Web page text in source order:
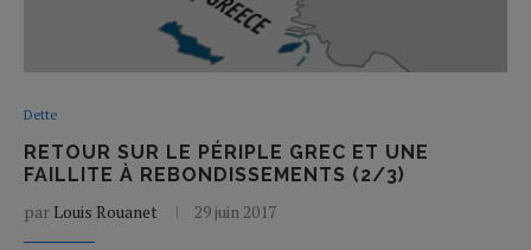
Dette
RETOUR SUR LE PÉRIPLE GREC ET UNE
FAILLITE À REBONDISSEMENTS (2/3)
par Louis Rouanet 29 juin 2017